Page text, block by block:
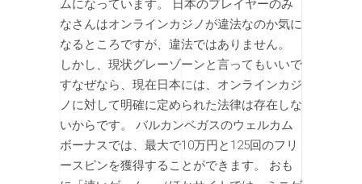
ムになっています。 日本のプレイヤーのみ
なさんはオンラインカジノが違法なのか気に
なるところですが、違法ではありません。
しかし、現状グレーゾーンと言ってもいいで
すなぜなら、現在日本には、オンラインカジ
ノに対して明確に定められた法律は存在しな
いからです。 バルカンベガスのウェルカム
ボーナスでは、最大で10万円と125回のフリ
ースピンを獲得することができます。 おも